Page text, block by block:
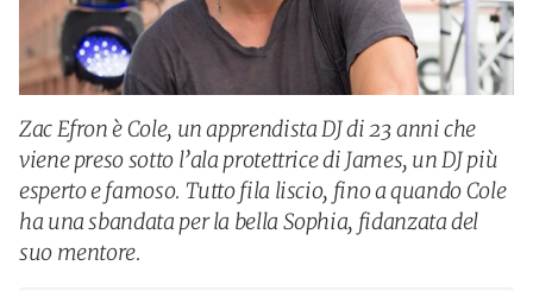
Zac Efron è Cole, un apprendista DJ di 23 anni che
viene preso sotto l’ala protettrice di James, un DJ più
esperto e famoso. Tutto fila liscio, fino a quando Cole
ha una sbandata per la bella Sophia, fidanzata del
suo mentore.